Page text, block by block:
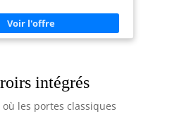
+ fixations inclus Dimensions : L.
- Partie basse : 83 x 4 x 96cm -
: 83 x 4 x 108cm
intégrés
les portes classiques